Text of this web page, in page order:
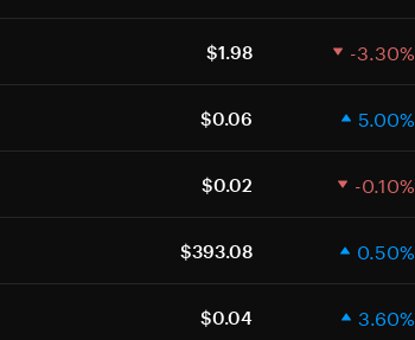
$1.98 -3.30%
$0.06 5.00%
$0.02 -0.10%
$393.08 0.50%
$0.04 3.60%